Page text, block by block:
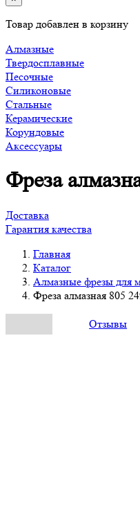
Товар добавлен в корзину
Алмазные
Твердосплавные
Песочные
Силиконовые
Стальные
Керамические
Корундовые
Аксессуары
Фреза
Доставка
Гарантия качества
Главная
Каталог
Алмазные фрезы для
Фреза алмазная 805
Отзывы